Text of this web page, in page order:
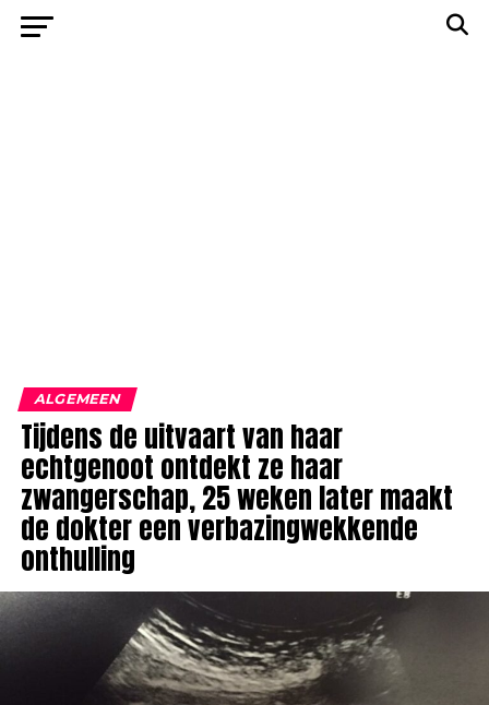
ALGEMEEN
Tijdens de uitvaart van haar
echtgenoot ontdekt ze haar
zwangerschap, 25 weken later maakt
de dokter een verbazingwekkende
onthulling